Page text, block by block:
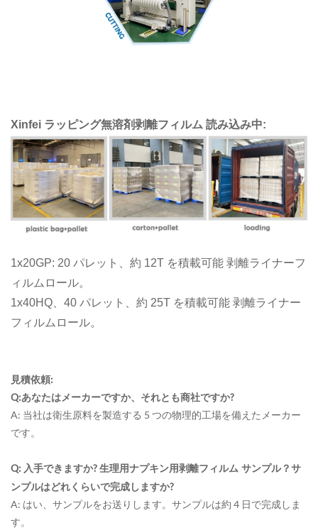
Xinfei ラッピング無溶剤剥離フィルム 読み込み中:
1x20GP: 20 パレット、約 12T を積載可能 剥離ライナーフ
ィルムロール。
1x40HQ、40 パレット、約 25T を積載可能 剥離ライナー
フィルムロール。
見積依頼:
Q:あなたはメーカーですか、それとも商社ですか?
A: 当社は衛生原料を製造する 5 つの物理的工場を備えたメーカー
です。
Q: 入手できますか?生理用ナプキン用剥離フィルム サンプル？サ
ンプルはどれくらいで完成しますか?
A: はい、サンプルをお送りします。サンプルは約 4 日で完成しま
す。